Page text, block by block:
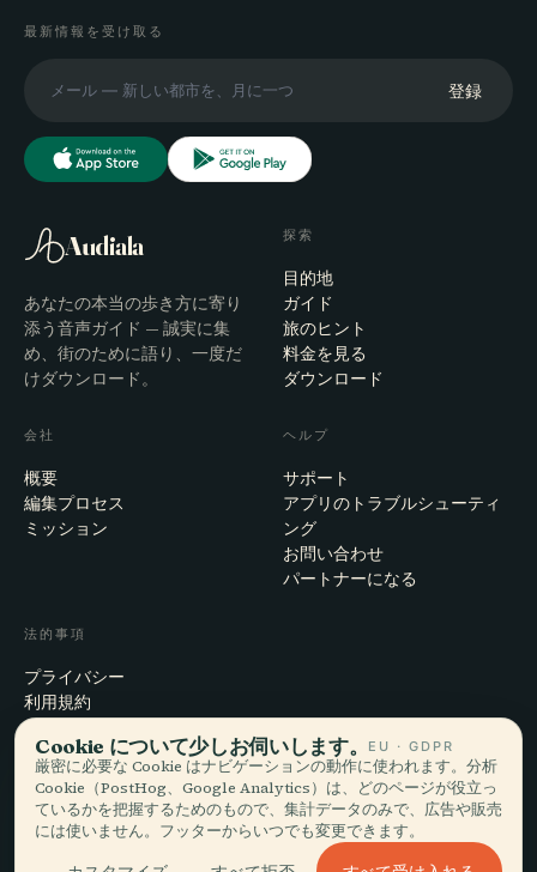
最新情報を受け取る
登録
Audiala
あなたの本当の歩き方に寄り
添う音声ガイド — 誠実に集
め、街のために語り、一度だ
けダウンロード。
探索
目的地
ガイド
旅のヒント
料金を見る
ダウンロード
会社
概要
編集プロセス
ミッション
ヘルプ
サポート
アプリのトラブルシューティ
ング
お問い合わせ
パートナーになる
法的事項
プライバシー
利用規約
Cookie設定
アカウント削除
© 2026 Audiala · スイス・モルジュにて、旅の途上で、雲の上で作ってい
Cookie について少しお伺いします。 EU · GDPR
厳密に必要な Cookie はナビゲーションの動作に使われます。分析
Cookie（PostHog、Google Analytics）は、どのページが役立っ
ているかを把握するためのもので、集計データのみで、広告や販売
には使いません。フッターからいつでも変更できます。